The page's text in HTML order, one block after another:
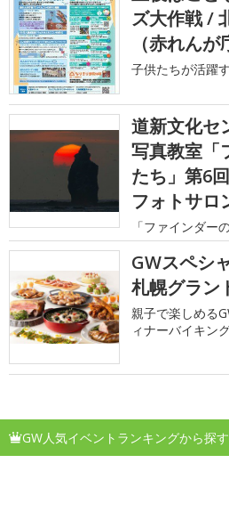
ズ大作戦 /
（赤れんが
子供たちが活躍
道新文化セ
写真教室「
たち」第6
フォトサロ
「ファインダー
GWスペシ
札幌グラン
親子で楽しめる
ィナーバイキン
GW人気イベントランキングから探す